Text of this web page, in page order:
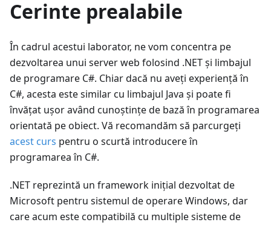
Cerinte prealabile
În cadrul acestui laborator, ne vom concentra pe
dezvoltarea unui server web folosind .NET și limbajul
de programare C#. Chiar dacă nu aveți experiență în
C#, acesta este similar cu limbajul Java și poate fi
învățat ușor având cunoștințe de bază în programarea
orientată pe obiect. Vă recomandăm să parcurgeți
acest curs pentru o scurtă introducere în
programarea în C#.
.NET reprezintă un framework inițial dezvoltat de
Microsoft pentru sistemul de operare Windows, dar
care acum este compatibilă cu multiple sisteme de